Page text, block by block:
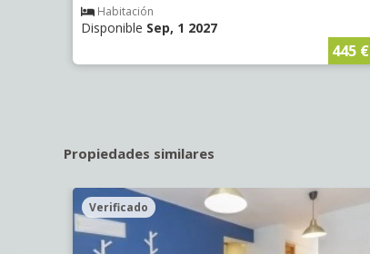
Habitación
Disponible Sep, 1 2027
445 €
Propiedades similares
Verificado